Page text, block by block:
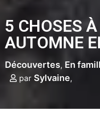
5 CHOSES
AUTOMNE
Découvertes En
par Sylvaine